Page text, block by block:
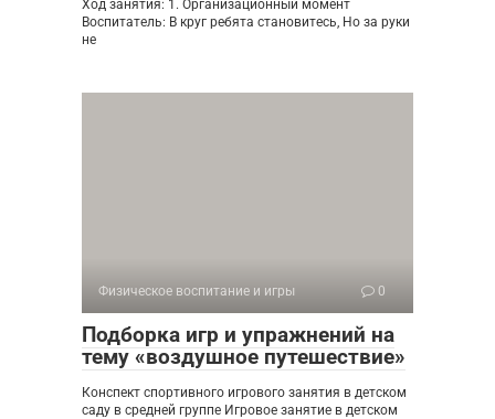
Ход занятия: 1. Организационный момент
Воспитатель: В круг ребята становитесь, Но за руки
не
Физическое воспитание и игры 0
Подборка игр и упражнений на
тему «воздушное путешествие»
Конспект спортивного игрового занятия в детском
саду в средней группе Игровое занятие в детском